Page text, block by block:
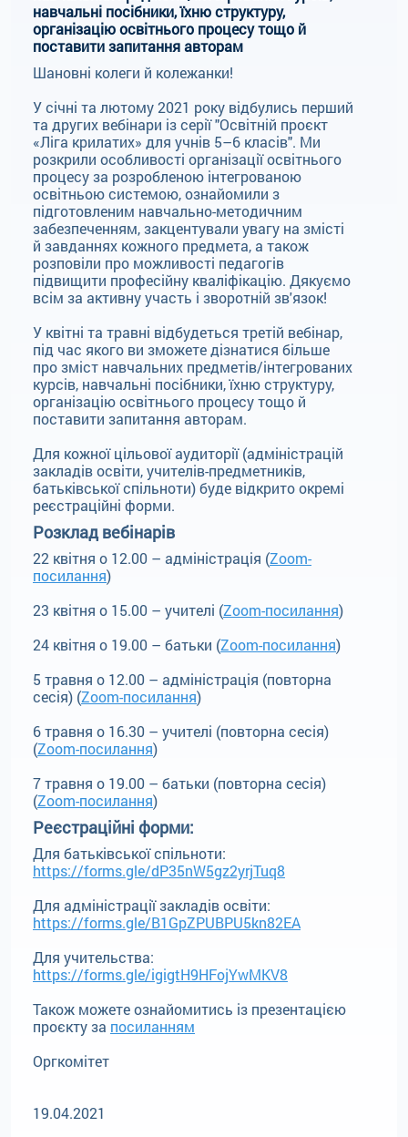
навчальні посібники, їхню структуру,
організацію освітнього процесу тощо й
поставити запитання авторам
Шановні колеги й колежанки!
У січні та лютому 2021 року відбулись перший
та других вебінари із серії "Освітній проєкт
«Ліга крилатих» для учнів 5–6 класів". Ми
розкрили особливості організації освітнього
процесу за розробленою інтегрованою
освітньою системою, ознайомили з
підготовленим навчально-методичним
забезпеченням, закцентували увагу на змісті
й завданнях кожного предмета, а також
розповіли про можливості педагогів
підвищити професійну кваліфікацію. Дякуємо
всім за активну участь і зворотній зв'язок!
У квітні та травні відбудеться третій вебінар,
під час якого ви зможете дізнатися більше
про зміст навчальних предметів/інтегрованих
курсів, навчальні посібники, їхню структуру,
організацію освітнього процесу тощо й
поставити запитання авторам.
Для кожної цільової аудиторії (адміністрацій
закладів освіти, учителів-предметників,
батьківської спільноти) буде відкрито окремі
реєстраційні форми.
Розклад вебінарів
22 квітня о 12.00 – адміністрація (Zoom-
посилання)
23 квітня о 15.00 – учителі (Zoom-посилання)
24 квітня о 19.00 – батьки (Zoom-посилання)
5 травня о 12.00 – адміністрація (повторна
сесія) (Zoom-посилання)
6 травня о 16.30 – учителі (повторна сесія)
(Zoom-посилання)
7 травня о 19.00 – батьки (повторна сесія)
(Zoom-посилання)
Реєстраційні форми:
Для батьківської спільноти:
https://forms.gle/dP35nW5gz2yrjTuq8
Для адміністрації закладів освіти:
https://forms.gle/B1GpZPUBPU5kn82EA
Для учительства:
https://forms.gle/igigtH9HFojYwMKV8
Також можете ознайомитись із презентацією
проєкту за посиланням
Оргкомітет
19.04.2021